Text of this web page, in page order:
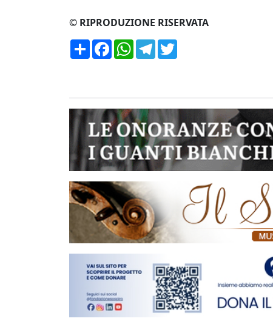
© RIPRODUZIONE RISERVATA
CondividiFacebookWhatsApp
Telegram